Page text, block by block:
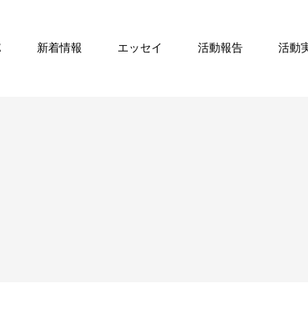
新着情報 エッセイ 活動報告 活動